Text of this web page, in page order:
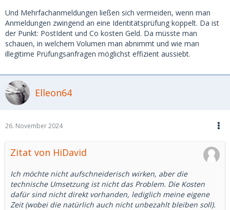
Und Mehrfachanmeldungen ließen sich vermeiden, wenn man
Anmeldungen zwingend an eine Identitätsprüfung koppelt. Da ist
der Punkt: PostIdent und Co kosten Geld. Da müsste man
schauen, in welchem Volumen man abnimmt und wie man
illegitime Prüfungsanfragen möglichst effizient aussiebt.
Elleon64
26. November 2024
Zitat von HiDavid
Ich möchte nicht aufschneiderisch wirken, aber die
technische Umsetzung ist nicht das Problem. Die Kosten
dafür sind nicht direkt vorhanden, lediglich meine eigene
Zeit (wobei die natürlich auch nicht unbezahlt bleiben soll).